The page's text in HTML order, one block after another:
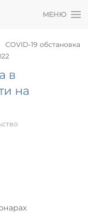
МЕНЮ
COVID-19 обстановка
в
на